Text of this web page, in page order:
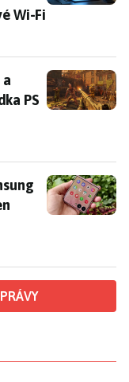
Wi-Fi
psychologický
PS
Galaxy Z